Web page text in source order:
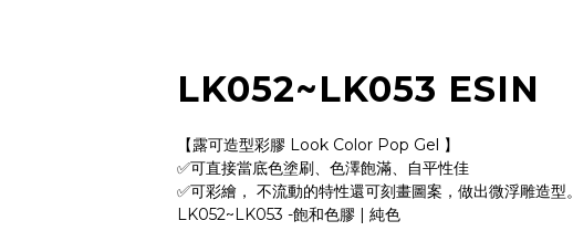
LK052~LK053 ESIN
【露可造型彩膠 Look Color Pop Gel 】
✅可直接當底色塗刷、色澤飽滿、自平性佳
✅可彩繪， 不流動的特性還可刻畫圖案，做出微浮雕造型。
LK052~LK053 -飽和色膠 | 純色